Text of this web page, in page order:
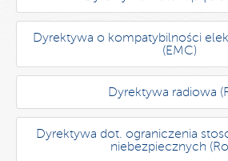
Dyrektywa o kompatybilności
(EMC)
Dyrektywa radiowa
Dyrektywa dot. ograniczenia
niebezpiecznych